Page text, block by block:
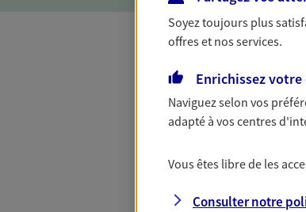
Et si préserver votre
votre cotisation, si vous
Contactez-nous pour plus
Soyez toujours plus
offres et nos services.
Enrichissez
Naviguez selon vos
adapté à vos centres
Vous êtes libre de les
Consulter notre